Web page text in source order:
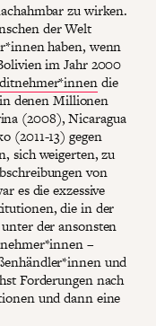
zu wirken.
der Welt
haben, wenn
im Jahr 2000
die
denen Millionen
(2008), Nicaragua
(2011-13) gegen
sich weigerten, zu
von
es die exzessive
die in der
der ansonsten
–
und
Forderungen nach
und dann eine